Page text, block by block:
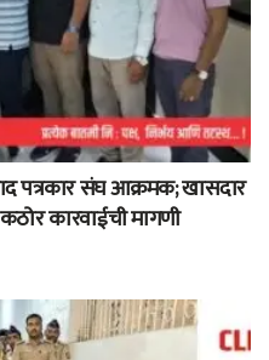
पत्रकार संघ आक्रमक; खासदार
कारवाईची मागणी